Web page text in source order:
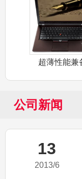
超薄性能兼
公司新闻
13
2013/6